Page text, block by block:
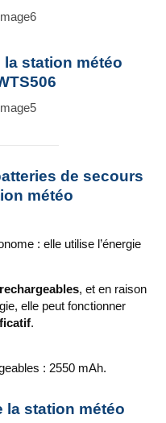
station météo
de secours
météo
: elle utilise l’énergie
, et en raison
elle peut fonctionner
.
: 2550 mAh.
la station météo